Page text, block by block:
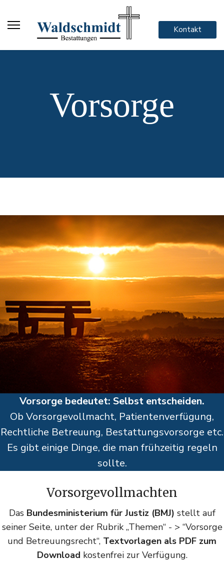
Kontakt
Vorsorge
Vorsorge bedeutet: Selbst entscheiden.
Ob Vorsorgevollmacht, Patientenverfügung,
Rechtliche Betreuung, Bestattungsvorsorge etc.
Es gibt einige Dinge, die man frühzeitig regeln
sollte.
Vorsorgevollmachten
Das Bundesministerium für Justiz (BMJ) stellt auf
seiner Seite, unter der Rubrik „Themen“ - > “Vorsorge
und Betreuungsrecht“, Textvorlagen als PDF zum
Download kostenfrei zur Verfügung.